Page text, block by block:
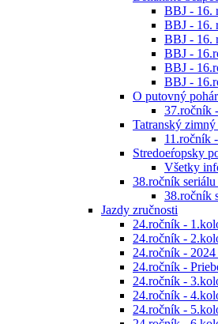
BBJ - 16.
BBJ - 16.
BBJ - 16.
BBJ -
BBJ -
BBJ -
O putovný
37.ročník
Tatranský zimný
11.ročník
Stredoeŕopsky
Všetky
38.ročník
38.ročník
Jazdy zručnosti
24.ročník -
24.ročník -
24.ročník -
24.ročník -
24.ročník -
24.ročník -
24.ročník -